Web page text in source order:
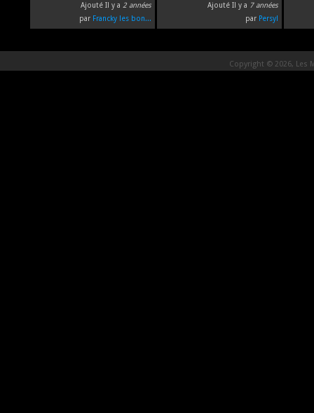
Ajouté Il y a 2 années
par Francky les bon...
Ajouté Il y a 7 années
par Persyl
Copyright © 2026, Les